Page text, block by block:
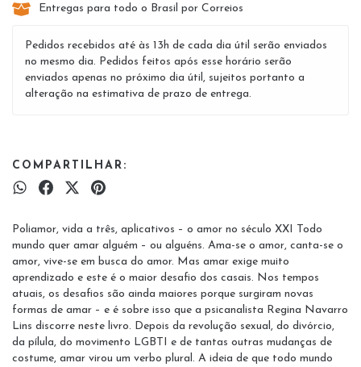
Entregas para todo o Brasil por Correios
Pedidos recebidos até às 13h de cada dia útil serão enviados
no mesmo dia. Pedidos feitos após esse horário serão
enviados apenas no próximo dia útil, sujeitos portanto a
alteração na estimativa de prazo de entrega.
COMPARTILHAR:
Poliamor, vida a três, aplicativos – o amor no século XXI Todo
mundo quer amar alguém – ou alguéns. Ama-se o amor, canta-se o
amor, vive-se em busca do amor. Mas amar exige muito
aprendizado e este é o maior desafio dos casais. Nos tempos
atuais, os desafios são ainda maiores porque surgiram novas
formas de amar – e é sobre isso que a psicanalista Regina Navarro
Lins discorre neste livro. Depois da revolução sexual, do divórcio,
da pílula, do movimento LGBTI e de tantas outras mudanças de
costume, amar virou um verbo plural. A ideia de que todo mundo